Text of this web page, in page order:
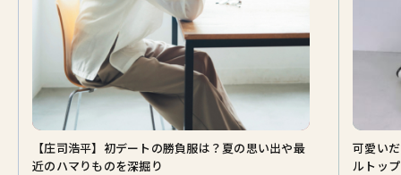
【庄司浩平】初デートの勝負服は？夏の思い出や最
近のハマりものを深掘り
可愛い
ルトッ